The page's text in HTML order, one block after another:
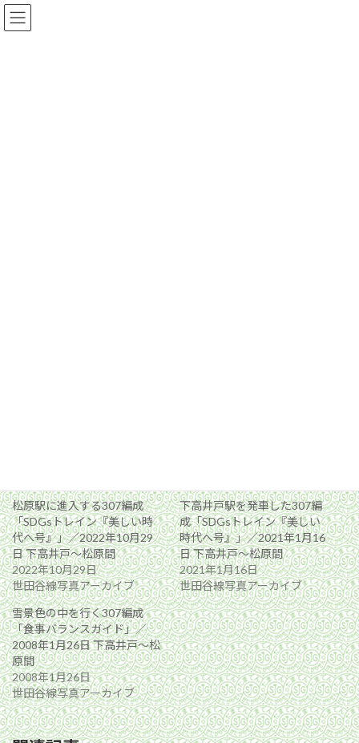
コ
ン
ナ
ビ
松原駅に進入する307編成
「SDGsトレイン『美しい時
代へ号』」／2022年10月29
日 下高井戸〜松原間
2022年10月29日
世田谷線写真アーカイブ
下高井戸駅を発車した307編
成「SDGsトレイン『美しい
時代へ号』」／2021年1月16
日 下高井戸〜松原間
2021年1月16日
世田谷線写真アーカイブ
雪景色の中を行く307編成
「食事バランスガイド」／
2008年1月26日 下高井戸〜松
原間
2008年1月26日
世田谷線写真アーカイブ